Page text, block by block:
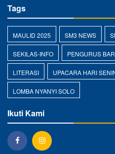
Tags
MAULID 2025 SM3 NEWS
SEKILAS-INFO PENGURUS
LITERASI UPACARA HARI
LOMBA NYANYI SOLO
Ikuti Kami